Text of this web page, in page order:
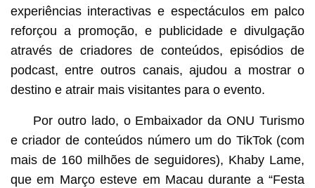
experiências interactivas e espectáculos em palco
reforçou a promoção, e publicidade e divulgação
através de criadores de conteúdos, episódios de
podcast, entre outros canais, ajudou a mostrar o
destino e atrair mais visitantes para o evento.
Por outro lado, o Embaixador da ONU Turismo
e criador de conteúdos número um do TikTok (com
mais de 160 milhões de seguidores), Khaby Lame,
que em Março esteve em Macau durante a “Festa